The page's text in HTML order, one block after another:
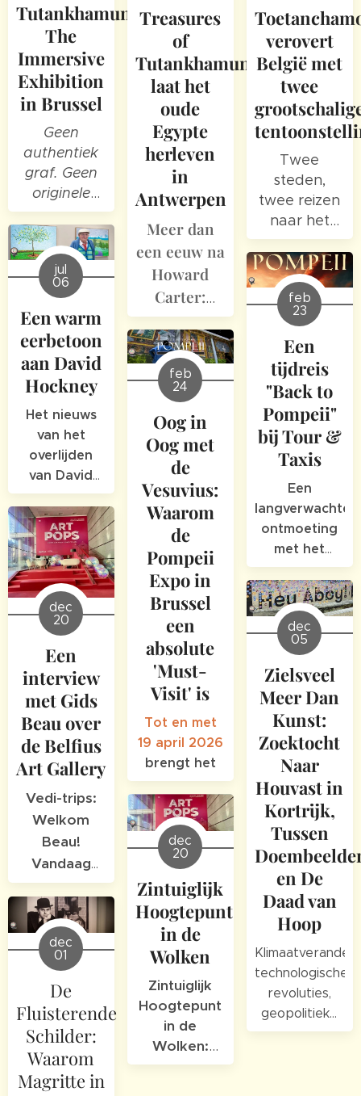
Tutankhamun:
The
Immersive
Exhibition
in Brussel
Geen
authentiek
graf. Geen
originele
grafschatten.
En toch
komt het
verhaal van
Toetanchamon
verrassend
dichtbij.
Treasures
of
Tutankhamun
laat het
oude
Egypte
herleven
in
Antwerpen
Meer dan
een eeuw na
Howard
Carter:
waarom
Toetanchamon
ons nog
altijd blijft
verbazen
verovert
België met
twee
Twee
steden,
twee reizen
naar het
oude
Egypte
jul
06
Een warm
eerbetoon
aan David
Hockney
Het nieuws
van het
overlijden
van David
Hockney op
11 juni 2026
raakt niet
alleen de
kunstwereld,
maar treft
ook VeDi
diep.
Hockney was
een visionair
die tot het
allerlaatste
moment de
wereld kleur
gaf, onder
meer met zijn
iconische
iPad-
kunstwerken.
feb
24
Oog in
Oog met
de
Vesuvius:
Waarom
de
Pompeii
Expo in
Brussel
een
absolute
'Must-
Visit' is
Tot en met
19 april 2026
brengt het
feb
23
Een
tijdreis
"Back to
Pompeii"
bij Tour &
Taxis
Een
langverwachte
ontmoeting
met het
verleden
dec
20
Een
interview
met Gids
Beau over
de Belfius
Art Gallery
Vedi-trips:
Welkom
Beau!
Vandaag
nemen we
onze
reizigers
mee naar
een plek die
letterlijk
boven
Brussel
uittorent,
maar die
dec
20
Zintuiglijk
Hoogtepunt
in de
Wolken
Zintuiglijk
Hoogtepunt
in de
Wolken:
Waarom 'Art
dec
05
Zielsveel
Meer Dan
Kunst:
Zoektocht
Naar
Houvast in
Kortrijk,
Tussen
en De
Daad van
Hoop
technologische
revoluties,
geopolitieke
spanningen –
dec
01
De
Fluisterende
Schilder:
Waarom
Magritte in